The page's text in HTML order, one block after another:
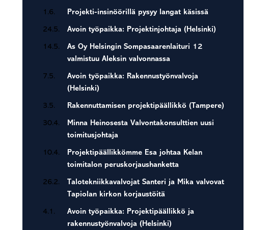
1.6. Projekti-insinöörillä pysyy langat käsissä
24.5. Avoin työpaikka: Projektinjohtaja (Helsinki)
14.5.
As Oy Helsingin Sompasaarenlaituri 12
valmistuu Aleksin valvonnassa
7.5.
Avoin työpaikka: Rakennustyönvalvoja
(Helsinki)
3.5. Rakennuttamisen projektipäällikkö (Tampere)
30.4.
Minna Heinosesta Valvontakonsulttien uusi
toimitusjohtaja
10.4.
Projektipäällikkömme Esa johtaa Kelan
toimitalon peruskorjaushanketta
26.2.
Talotekniikkavalvojat Santeri ja Mika valvovat
Tapiolan kirkon korjaustöitä
4.1.
Avoin työpaikka: Projektipäällikkö ja
rakennustyönvalvoja (Helsinki)